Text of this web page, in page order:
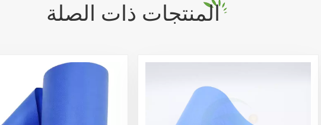
المنتجات ذات الصلة